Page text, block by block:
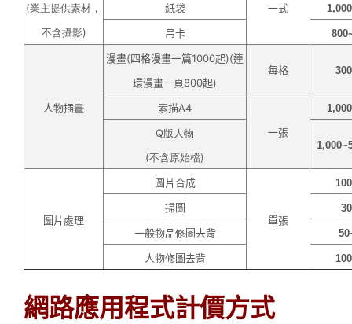
(業主提供素材，
不含攝影)
一式
紙袋
吊卡
人物插畫
漫畫(四格漫畫一篇1000起)(連
環漫畫一頁800起)
每格
素描A4
一張
Q版人物
(不含原始檔)
圖片處理
圖片合成
單張
掃圖
一般物品修圖去背
人物修圖去背
網路應用程式計價方式